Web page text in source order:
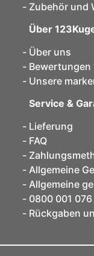
Zubehör und
Über
Über uns
Bewertungen
Unsere
Service &
Lieferung
FAQ
Allgemeine
Allgemeine
0800 001 076
Rückgaben